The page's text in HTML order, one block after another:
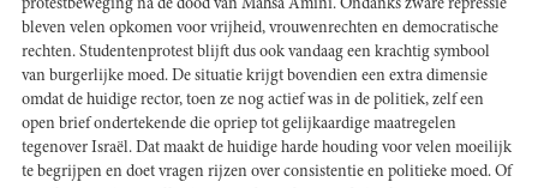
protestbeweging na de dood van Mahsa Amini. Ondanks zware repressie
bleven velen opkomen voor vrijheid, vrouwenrechten en democratische
rechten. Studentenprotest blijft dus ook vandaag een krachtig symbool
van burgerlijke moed. De situatie krijgt bovendien een extra dimensie
omdat de huidige rector, toen ze nog actief was in de politiek, zelf een
open brief ondertekende die opriep tot gelijkaardige maatregelen
tegenover Israël. Dat maakt de huidige harde houding voor velen moeilijk
te begrijpen en doet vragen rijzen over consistentie en politieke moed. Of